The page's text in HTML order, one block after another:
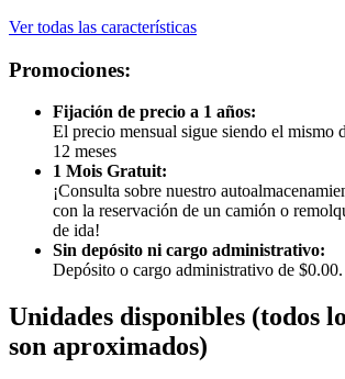
Ver todas las características
Promociones:
Fijación de precio a 1 años:
El precio mensual sigue siendo el mismo
12 meses
1 Mois Gratuit:
¡Consulta sobre nuestro
con la reservación de un camión o
de ida!
Sin depósito ni cargo administrativo:
Depósito o cargo administrativo de $0.00.
Unidades disponibles (todos
son aproximados)